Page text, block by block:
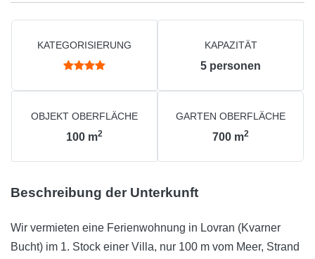
KATEGORISIERUNG KAPAZITÄT
5 personen
OBJEKT OBERFLÄCHE
100 m2
GARTEN OBERFLÄCHE
700 m2
Beschreibung der Unterkunft
Wir vermieten eine Ferienwohnung in Lovran (Kvarner
Bucht) im 1. Stock einer Villa, nur 100 m vom Meer, Strand